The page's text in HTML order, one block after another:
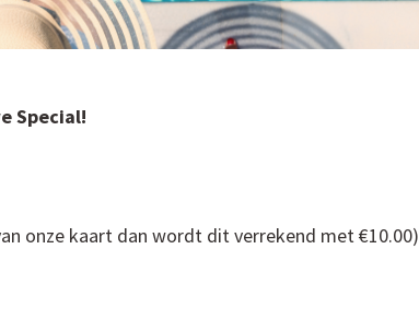
Special!
onze kaart dan wordt dit verrekend met €10.00)